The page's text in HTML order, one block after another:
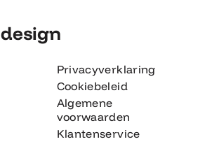
design​
Privacyverklaring
Cookiebeleid
Algemene
voorwaarden
Klantenservice